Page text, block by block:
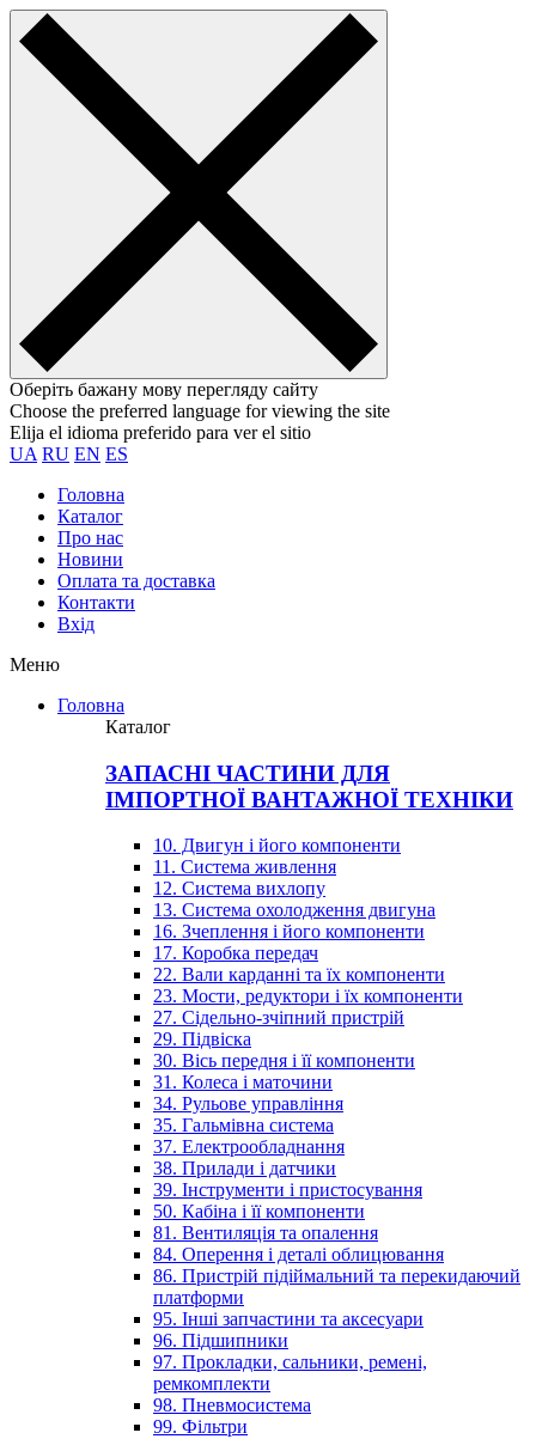
Оберіть бажану мову перегляду сайту
Choose the preferred language for viewing the site
Elija el idioma preferido para ver el sitio
UA RU EN ES
Головна
Каталог
Про нас
Новини
Оплата та доставка
Контакти
Вхiд
Меню
Головна
Каталог
ЗАПАСНІ ЧАСТИНИ ДЛЯ
ІМПОРТНОЇ ВАНТАЖНОЇ ТЕХНІКИ
10. Двигун і його компоненти
11. Система живлення
12. Система вихлопу
13. Система охолодження двигуна
16. Зчеплення і його компоненти
17. Коробка передач
22. Вали карданні та їх компоненти
23. Мости, редуктори і їх компоненти
27. Сідельно-зчіпний пристрій
29. Підвіска
30. Вісь передня і її компоненти
31. Колеса і маточини
34. Рульове управління
35. Гальмівна система
37. Електрообладнання
38. Прилади і датчики
39. Інструменти і пристосування
50. Кабіна і її компоненти
81. Вентиляція та опалення
84. Оперення і деталі облицювання
86. Пристрій підіймальний та перекидаючий
платформи
95. Інші запчастини та аксесуари
96. Підшипники
97. Прокладки, сальники, ремені,
ремкомплекти
98. Пневмосистема
99. Фільтри